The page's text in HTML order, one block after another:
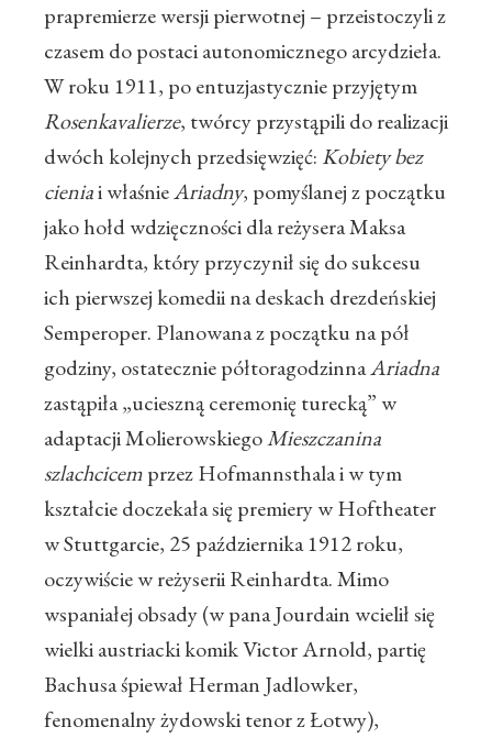
prapremierze wersji pierwotnej – przeistoczyli z
czasem do postaci autonomicznego arcydzieła.
W roku 1911, po entuzjastycznie przyjętym
Rosenkavalierze, twórcy przystąpili do realizacji
dwóch kolejnych przedsięwzięć: Kobiety bez
cieniai właśnieAriadny, pomyślanej z początku
jako hołd wdzięczności dla reżysera Maksa
Reinhardta, który przyczynił się do sukcesu
ich pierwszej komedii na deskach drezdeńskiej
Semperoper. Planowana z początku na pół
godziny, ostatecznie półtoragodzinnaAriadna
zastąpiła „ucieszną ceremonię turecką” w
adaptacji MolierowskiegoMieszczanina
szlachcicemprzez Hofmannsthala i w tym
kształcie doczekała się premiery w Hoftheater
w Stuttgarcie, 25 października 1912 roku,
oczywiście w reżyserii Reinhardta. Mimo
wspaniałej obsady (w pana Jourdain wcielił się
wielki austriacki komik Victor Arnold, partię
Bachusa śpiewał Herman Jadlowker,
fenomenalny żydowski tenor z Łotwy),